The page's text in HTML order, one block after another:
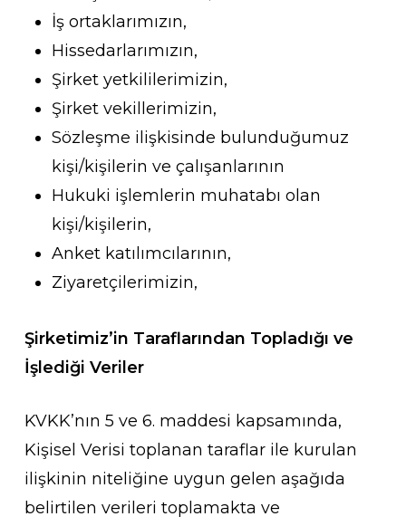
İş ortaklarımızın,
Hissedarlarımızın,
Şirket yetkililerimizin,
Şirket vekillerimizin,
Sözleşme ilişkisinde bulunduğumuz
kişi/kişilerin ve çalışanlarının
Hukuki işlemlerin muhatabı olan
kişi/kişilerin,
Anket katılımcılarının,
Ziyaretçilerimizin,
Şirketimiz’in Taraflarından Topladığı ve
İşlediği Veriler
KVKK’nın 5 ve 6. maddesi kapsamında,
Kişisel Verisi toplanan taraflar ile kurulan
ilişkinin niteliğine uygun gelen aşağıda
belirtilen verileri toplamakta ve